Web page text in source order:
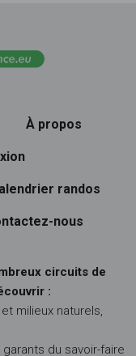
À propos
randos
nous
circuits de
:
milieux naturels,
du savoir-faire